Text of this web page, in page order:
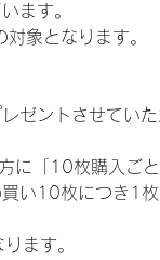
ます。
象となります。
ゼントさせていた
に「10枚購入ご
い10枚につき1枚
ます。